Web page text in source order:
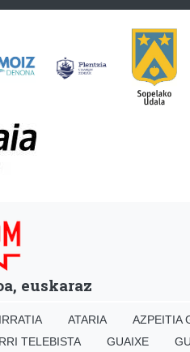
euskaraz
ATARIA AZPEITIA
TELEBISTA GUAIXE